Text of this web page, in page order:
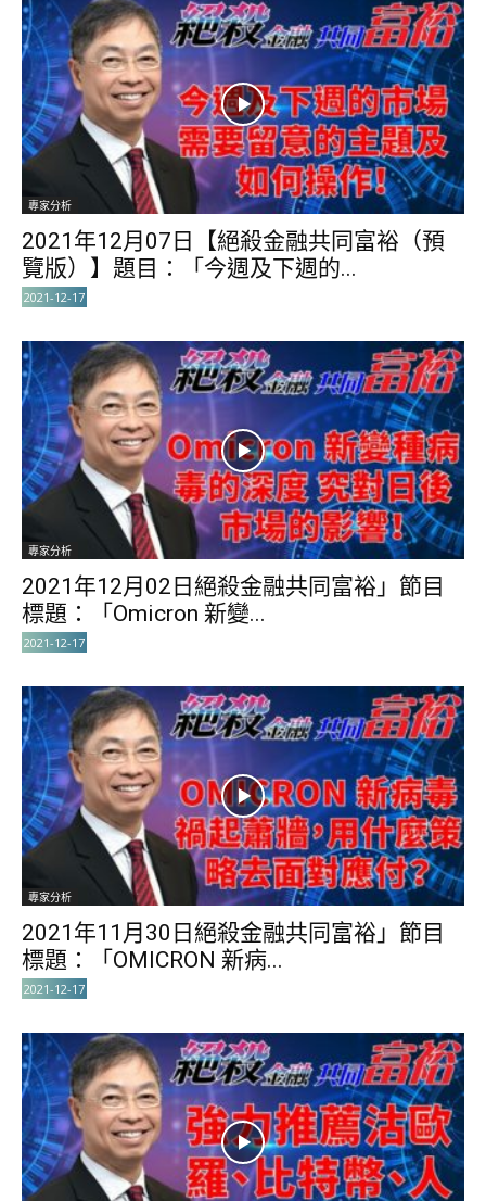
專家分析
2021年12月07日【絕殺金融共同富裕（預
覽版）】題目：「今週及下週的...
2021-12-17
專家分析
2021年12月02日絕殺金融共同富裕」節目
標題：「Omicron 新變...
2021-12-17
專家分析
2021年11月30日絕殺金融共同富裕」節目
標題：「OMICRON 新病...
2021-12-17